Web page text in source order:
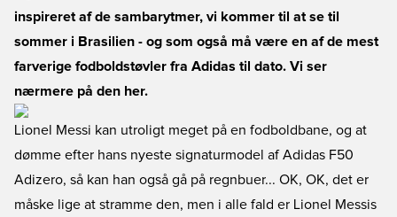
inspireret af de sambarytmer, vi kommer til at se til
sommer i Brasilien - og som også må være en af de mest
farverige fodboldstøvler fra Adidas til dato. Vi ser
nærmere på den her.
Lionel Messi kan utroligt meget på en fodboldbane, og at
dømme efter hans nyeste signaturmodel af Adidas F50
Adizero, så kan han også gå på regnbuer... OK, OK, det er
måske lige at stramme den, men i alle fald er Lionel Messis